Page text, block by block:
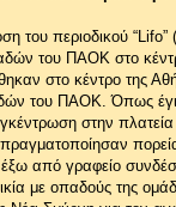
του περιοδικού “Lifo” (
του ΠΑΟΚ στο
στο κέντρο της
του ΠΑΟΚ. Όπως
στην
από γραφείο
με οπαδούς της